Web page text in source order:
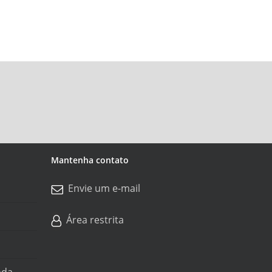
Mantenha contato
Envie um e-mail
Área restrita